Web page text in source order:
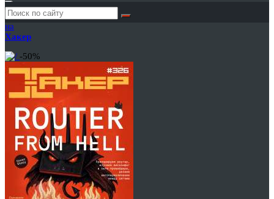
Годовая
подписка
на
Хакер
-50%